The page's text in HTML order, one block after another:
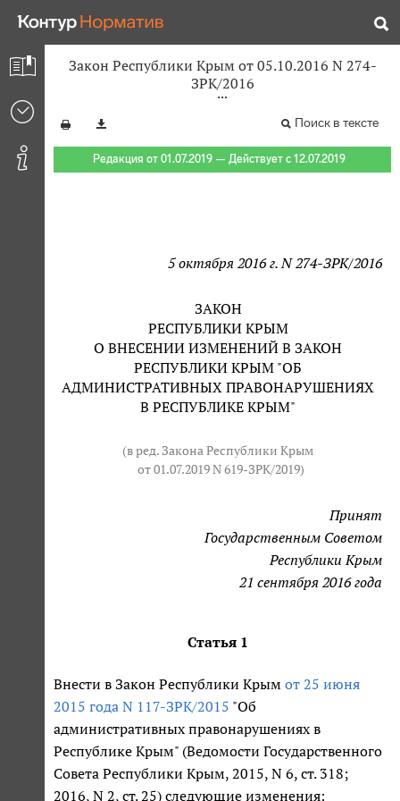
Закон Республики Крым от 05.10.2016 N 274-
ЗРК/2016
Поиск в тексте
Редакция от 01.07.2019 — Действует с 12.07.2019
5 октября 2016 г. N 274-ЗРК/2016
ЗАКОН
РЕСПУБЛИКИ КРЫМ
О ВНЕСЕНИИ ИЗМЕНЕНИЙ В ЗАКОН
РЕСПУБЛИКИ КРЫМ "ОБ
АДМИНИСТРАТИВНЫХ ПРАВОНАРУШЕНИЯХ
В РЕСПУБЛИКЕ КРЫМ"
(в ред. Закона Республики Крым
от 01.07.2019 N 619-ЗРК/2019)
Принят
Государственным Советом
Республики Крым
21 сентября 2016 года
Статья 1
Внести в Закон Республики Крым от 25 июня
2015 года N 117-ЗРК/2015 "Об
административных правонарушениях в
Республике Крым" (Ведомости Государственного
Совета Республики Крым, 2015, N 6, ст. 318;
2016, N 2, ст. 25) следующие изменения: